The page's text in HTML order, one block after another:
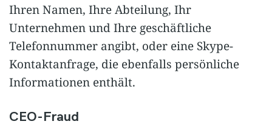
Ihren Namen, Ihre Abteilung, Ihr
Unternehmen und Ihre geschäftliche
Telefonnummer angibt, oder eine Skype-
Kontaktanfrage, die ebenfalls persönliche
Informationen enthält.
CEO-Fraud